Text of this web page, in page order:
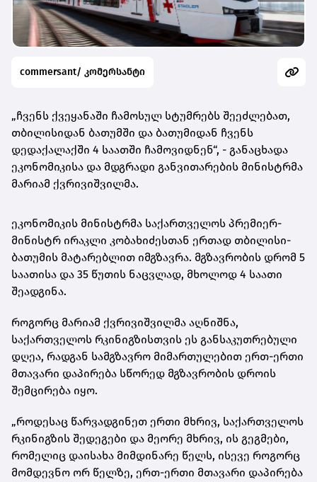
commersant/ კომერსანტი
„ჩვენს ქვეყანაში ჩამოსულ სტუმრებს შეეძლებათ,
თბილისიდან ბათუმში და ბათუმიდან ჩვენს
დედაქალაქში 4 საათში ჩამოვიდნენ“, - განაცხადა
ეკონომიკისა და მდგრადი განვითარების მინისტრმა
მარიამ ქვრივიშვილმა.
ეკონომიკის მინისტრმა საქართველოს პრემიერ-
მინისტრ ირაკლი კობახიძესთან ერთად თბილისი-
ბათუმის მატარებლით იმგზავრა. მგზავრობის დრომ 5
საათისა და 35 წუთის ნაცვლად, მხოლოდ 4 საათი
შეადგინა.
როგორც მარიამ ქვრივიშვილმა აღნიშნა,
საქართველოს რკინიგზისთვის ეს განსაკუთრებული
დღეა, რადგან სამგზავრო მიმართულებით ერთ-ერთი
მთავარი დაპირება სწორედ მგზავრობის დროის
შემცირება იყო.
„როდესაც წარვადგინეთ ერთი მხრივ, საქართველოს
რკინიგზის შედეგები და მეორე მხრივ, ის გეგმები,
რომელიც დაისახა მიმდინარე წელს, ისევე როგორც
მომდევნო ორ წელზე, ერთ-ერთი მთავარი დაპირება